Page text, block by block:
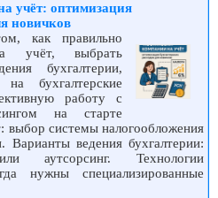
учёт: оптимизация
новичков
как правильно
учёт, выбрать
бухгалтерии,
бухгалтерские
работу с
на старте
выбор системы налогообложения
Варианты ведения бухгалтерии:
аутсорсинг. Технологии
нужны специализированные